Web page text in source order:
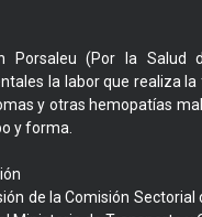
Porsaleu (Por la Salud
la labor que realiza
y otras hemopatías
y forma.
de la Comisión